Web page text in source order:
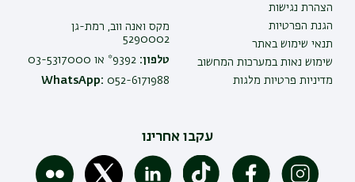
הצהרת נגישות
הגנת הפרטיות
תנאי שימוש באתר
שימוש נאות במערכות המחשוב
מדיניות פרטיות מלגות
מקס ואנה ווב, רמת-גן
5290002
טלפון: 9392* או 03-5317000
WhatsApp: 052-6171988
עקבו אחרינו